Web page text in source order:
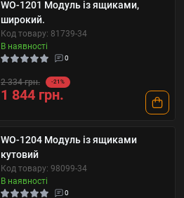
WO-1201 Модуль із ящиками,
широкий.
Код товару: 81739-34
В наявності
0
2 334 грн. -21%
1 844 грн.
WO-1204 Модуль із ящиками
кутовий
Код товару: 98099-34
В наявності
0